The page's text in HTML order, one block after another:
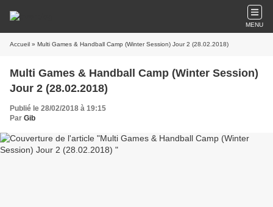
MENU
Accueil » Multi Games & Handball Camp (Winter Session) Jour 2 (28.02.2018)
Multi Games & Handball Camp (Winter Session)
Jour 2 (28.02.2018)
Publié le 28/02/2018 à 19:15
Par Gib